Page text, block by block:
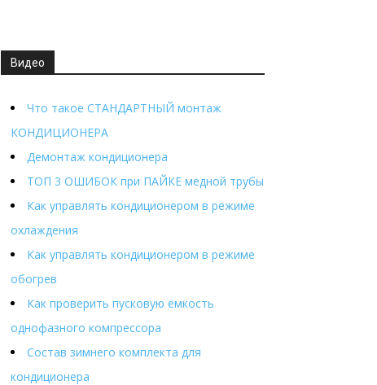
Видео
Что такое СТАНДАРТНЫЙ монтаж
КОНДИЦИОНЕРА
Демонтаж кондиционера
ТОП 3 ОШИБОК при ПАЙКЕ медной трубы
Как управлять кондиционером в режиме
охлаждения
Как управлять кондиционером в режиме
обогрев
Как проверить пусковую ёмкость
однофазного компрессора
Состав зимнего комплекта для
кондиционера